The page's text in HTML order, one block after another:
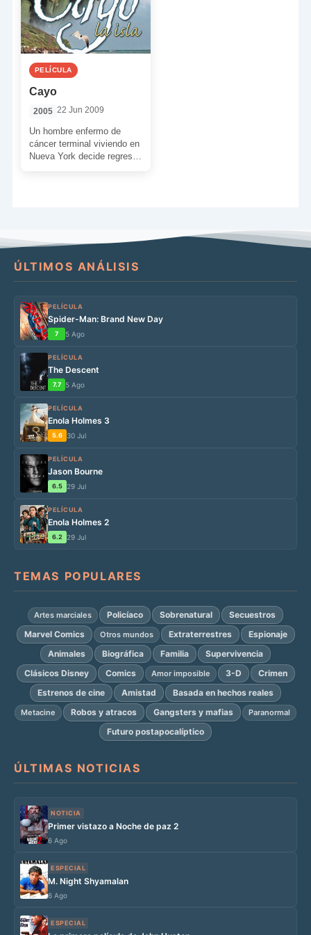
PELÍCULA
Cayo
2005 22 Jun 2009
Un hombre enfermo de
cáncer terminal viviendo en
Nueva York decide regresar
ÚLTIMOS ANÁLISIS
PELÍCULA
Spider-Man: Brand New Day
7 5 Ago
PELÍCULA
The Descent
7.7 5 Ago
PELÍCULA
Enola Holmes 3
5.6 30 Jul
PELÍCULA
Jason Bourne
6.5 29 Jul
PELÍCULA
Enola Holmes 2
6.2 29 Jul
TEMAS POPULARES
Artes marciales Policíaco Sobrenatural
Secuestros
Marvel Comics
Otros mundos Extraterrestres
Espionaje
Animales
Biográfica Familia
Supervivencia
Clásicos Disney
Comics Amor imposible 3-D
Crimen
Estrenos de cine
Amistad Basada en hechos reales
Metacine Robos y atracos Gangsters y mafias Paranormal
Futuro postapocalíptico
ÚLTIMAS NOTICIAS
NOTICIA
Primer vistazo a Noche de paz 2
6 Ago
ESPECIAL
M. Night Shyamalan
6 Ago
ESPECIAL